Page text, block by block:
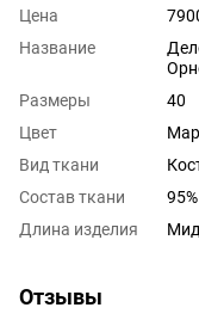
Цена
Название
Размеры
40
Цвет
Вид ткани
Состав ткани
Длина изделия
Отзывы